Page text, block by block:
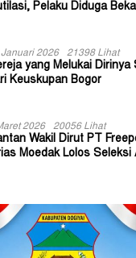
Pelaku Diduga
2026 21398 Lihat
yang Melukai Dirinya
Keuskupan Bogor
2026 20056 Lihat
Wakil Dirut PT
Moedak Lolos Seleksi